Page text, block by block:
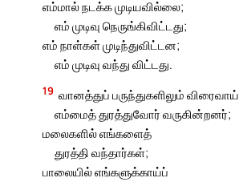
எம்மால் நடக்க முடியவில்லை;
எம் முடிவு நெருங்கிவிட்டது;
எம் நாள்கள் முடிந்துவிட்டன;
எம் முடிவு வந்து விட்டது.
19 வானத்துப் பருந்துகளிலும் விரைவாய்
எம்மைத் துரத்துவோர் வருகின்றனர்;
மலைகளில் எங்களைத்
துரத்தி வந்தார்கள்;
பாலையில் எங்களுக்காய்ப்